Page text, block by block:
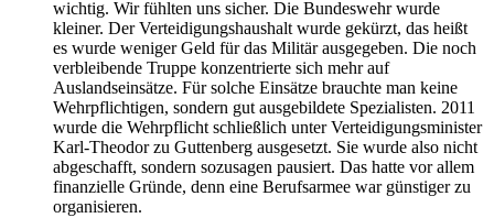
wichtig. Wir fühlten uns sicher. Die Bundeswehr wurde
kleiner. Der Verteidigungshaushalt wurde gekürzt, das heißt
es wurde weniger Geld für das Militär ausgegeben. Die noch
verbleibende Truppe konzentrierte sich mehr auf
Auslandseinsätze. Für solche Einsätze brauchte man keine
Wehrpflichtigen, sondern gut ausgebildete Spezialisten. 2011
wurde die Wehrpflicht schließlich unter Verteidigungsminister
Karl-Theodor zu Guttenberg ausgesetzt. Sie wurde also nicht
abgeschafft, sondern sozusagen pausiert. Das hatte vor allem
finanzielle Gründe, denn eine Berufsarmee war günstiger zu
organisieren.